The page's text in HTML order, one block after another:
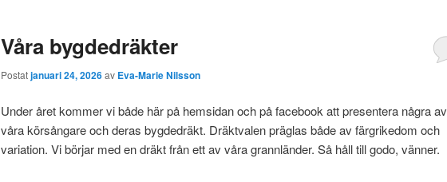
Våra bygdedräkter
Postatjanuari 24, 2026av Eva-Marie Nilsson
Under året kommer vi både här på hemsidan och på facebook att presentera några av
våra körsångare och deras bygdedräkt. Dräktvalen präglas både av färgrikedom och
variation. Vi börjar med en dräkt från ett av våra grannländer. Så håll till godo, vänner.